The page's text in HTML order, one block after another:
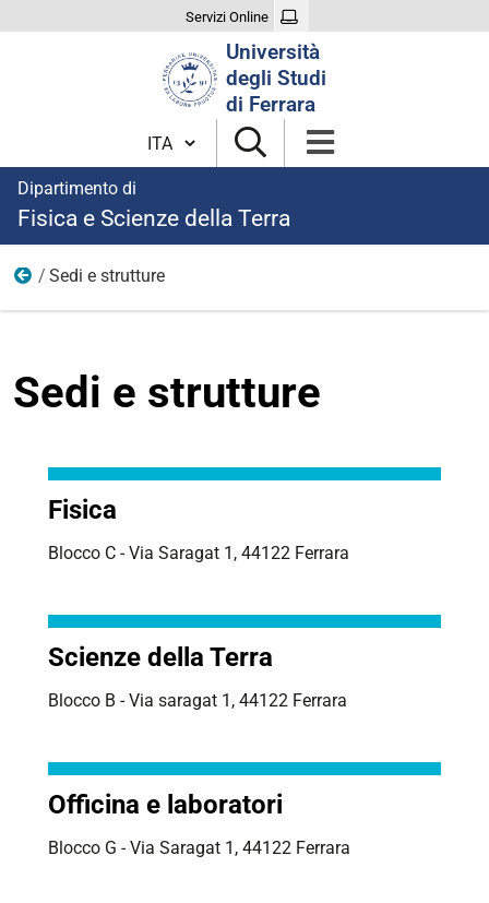
Servizi Online
Università
degli Studi
di Ferrara
Cambia lingua
Dipartimento di
Fisica e Scienze della Terra
Organizzazione
Sedi e strutture
Sedi e strutture
Fisica
Blocco C - Via Saragat 1, 44122 Ferrara
Scienze della Terra
Blocco B - Via saragat 1, 44122 Ferrara
Officina e laboratori
Blocco G - Via Saragat 1, 44122 Ferrara